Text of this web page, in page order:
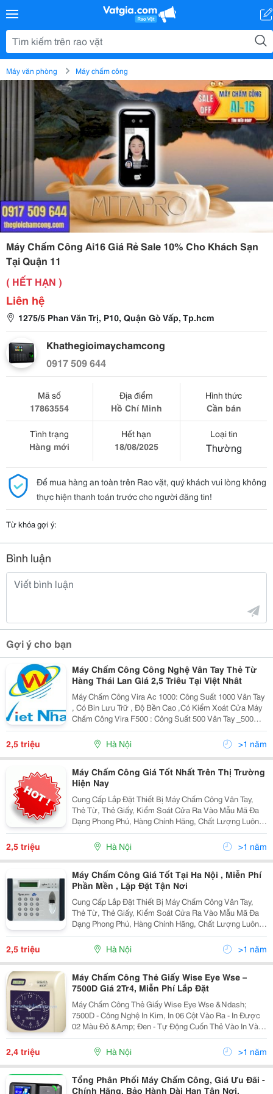
Máy văn phòng Máy chấm công
Máy Chấm Công Ai16 Giá Rẻ Sale 10% Cho Khách Sạn
Tại Quận 11
( HẾT HẠN )
Liên hệ
1275/5 Phan Văn Trị, P10, Quận Gò Vấp, Tp.hcm
Khathegioimaychamcong
0917 509 644
Mã số
17863554
Địa điểm
Hồ Chí Minh
Hình thức
Cần bán
Tình trạng
Hàng mới
Hết hạn
18/08/2025
Loại tin
Thường
Để mua hàng an toàn trên Rao vặt, quý khách vui lòng không
thực hiện thanh toán trước cho người đăng tin!
Từ khóa gợi ý:
Bình luận
Gợi ý cho bạn
Máy Chấm Công Công Nghệ Vân Tay Thẻ Từ
Hàng Thái Lan Giá 2,5 Triêu Tại Việt Nhât
Máy Chấm Công Vira Ac 1000: Công Suất 1000 Vân Tay
, Có Bin Lưu Trữ , Độ Bền Cao ,Có Kiểm Xoát Cửa Máy
Chấm Công Vira F500 : Công Suất 500 Vân Tay _500
Thẻ Từ ,Đơn Giản Dễ Sử Dụng Chất Lượng Tốt Chỉ Có
Ở Công Ty Cổ Phần Đầu Tư Thương Mại Và Sản
2,5 triệu Hà Nội >1 năm
Máy Chấm Công Giá Tốt Nhất Trên Thị Trường
Hiện Nay
Cung Cấp Lắp Đặt Thiết Bị Máy Chấm Công Vân Tay,
Thẻ Từ, Thẻ Giấy, Kiểm Soát Cửa Ra Vào Mẫu Mã Đa
Dạng Phong Phú, Hàng Chính Hãng, Chất Lượng Luôn
Đảm Bảo Đuợc Đánh Giá Hàng Đầu Trong Khu Vực
Trong Nhiều Năm Liền Tel 04.39879167 - 0902.199.5
2,5 triệu Hà Nội >1 năm
Máy Chấm Công Giá Tốt Tại Ha Nội , Miễn Phí
Phần Mền , Lặp Đặt Tận Nơi
Cung Cấp Lắp Đặt Thiết Bị Máy Chấm Công Vân Tay,
Thẻ Từ, Thẻ Giấy, Kiểm Soát Cửa Ra Vào Mẫu Mã Đa
Dạng Phong Phú, Hàng Chính Hãng, Chất Lượng Luôn
Đảm Bảo Đuợc Đánh Giá Hàng Đầu Trong Khu Vực
Trong Nhiều Năm Liền Tel 04.39879167 - 0902.199.5
2,5 triệu Hà Nội >1 năm
Máy Chấm Công Thẻ Giấy Wise Eye Wse –
7500D Giá 2Tr4, Miễn Phí Lắp Đặt
Máy Chấm Công Thẻ Giấy Wise Eye Wse &Ndash;
7500D - Công Nghệ In Kim, In 06 Cột Vào Ra - In Được
02 Màu Đỏ &Amp; Đen - Tự Động Cuốn Thẻ Vào In Và
Đẩy Thẻ Lên. - Tự Động Cập Nhật Lại Ngày Giờ Khi Xảy
Ra Mất Điện - Phân Biệt Mặt Thẻ Khi
2,4 triệu Hà Nội >1 năm
Tổng Phân Phối Máy Chấm Công, Giá Ưu Đãi -
Chính Hãng, Bảo Hành Dài Hạn Tận Nơi.